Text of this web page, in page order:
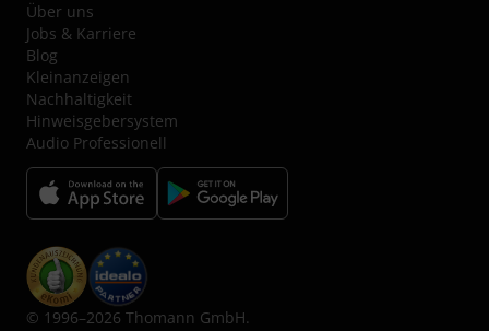
Über uns
Jobs & Karriere
Blog
Kleinanzeigen
Nachhaltigkeit
Hinweisgebersystem
Audio Professionell
© 1996–2026 Thomann GmbH.